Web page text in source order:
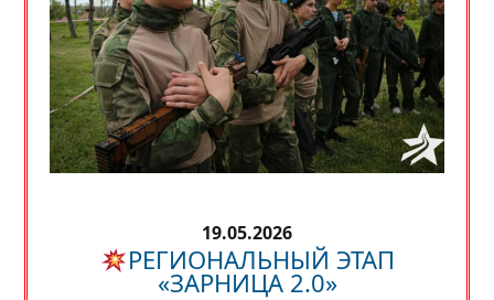
19.05.2026
РЕГИОНАЛЬНЫЙ ЭТАП
«ЗАРНИЦА 2.0»